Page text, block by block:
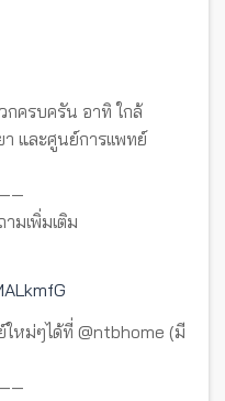
ครบครัน อาทิ ใกล้
และศูนย์การเเพทย์
มเพิ่มเติม
หม่ๆได้ที่ @ntbhome (มี